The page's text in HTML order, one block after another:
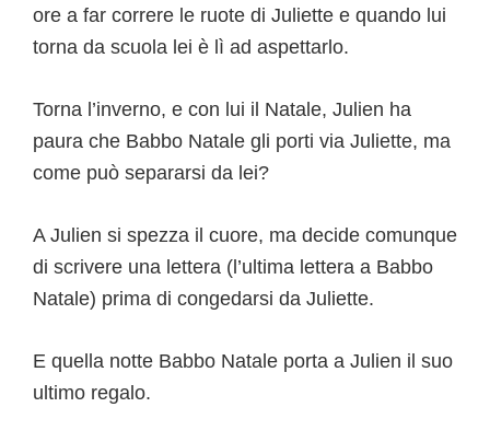
ore a far correre le ruote di Juliette e quando lui
torna da scuola lei è lì ad aspettarlo.
Torna l’inverno, e con lui il Natale, Julien ha
paura che Babbo Natale gli porti via Juliette, ma
come può separarsi da lei?
A Julien si spezza il cuore, ma decide comunque
di scrivere una lettera (l’ultima lettera a Babbo
Natale) prima di congedarsi da Juliette.
E quella notte Babbo Natale porta a Julien il suo
ultimo regalo.